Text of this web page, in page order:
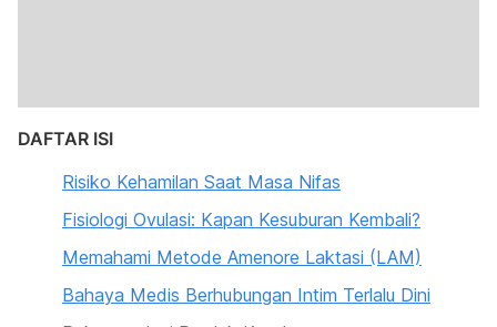
DAFTAR ISI
Risiko Kehamilan Saat Masa Nifas
Fisiologi Ovulasi: Kapan Kesuburan Kembali?
Memahami Metode Amenore Laktasi (LAM)
Bahaya Medis Berhubungan Intim Terlalu Dini